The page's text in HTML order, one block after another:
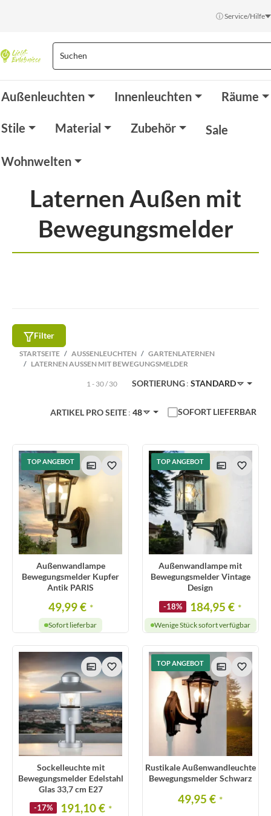
ⓘ Service/Hilfe
Außenleuchten Innenleuchten Räume
Stile Material Zubehör Sale
Wohnwelten
Laternen Außen mit
Bewegungsmelder
Filter
STARTSEITE AUSSENLEUCHTEN
GARTENLATERNEN
LATERNEN AUSSEN MIT BEWEGUNGSMELDER
1 - 30 / 30 SORTIERUNG STANDARD
ARTIKEL PRO SEITE 48 SOFORT LIEFERBAR
TOP ANGEBOT
Außenwandlampe
Bewegungsmelder Kupfer
Antik PARIS
49,99 € *
Sofort lieferbar
TOP ANGEBOT
Außenwandlampe mit
Bewegungsmelder Vintage
Design
-18% 184,95 € *
Wenige Stück sofort verfügbar
Sockelleuchte mit
Bewegungsmelder Edelstahl
Glas 33,7 cm E27
-17% 191,10 € *
TOP ANGEBOT
Rustikale Außenwandleuchte
Bewegungsmelder Schwarz
49,95 € *